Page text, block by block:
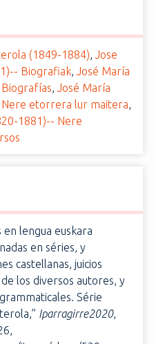
(1849-1884), Jose
Biografiak, José María
, José María
etorrera lur maitera,
1881)-- Nere
en lengua euskara
en séries, y
castellanas, juicios
los diversos autores, y
Série
Iparragirre2020,